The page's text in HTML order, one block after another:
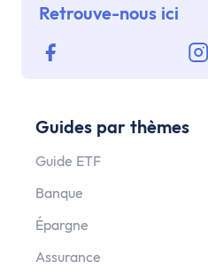
Retrouve-nous ici
Guides par thèmes
Guide ETF
Banque
Épargne
Assurance